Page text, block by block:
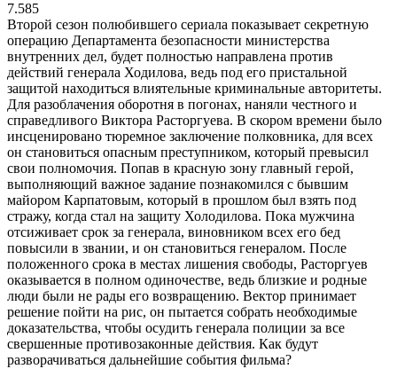
7.585
Второй сезон полюбившего сериала показывает секретную
операцию Департамента безопасности министерства
внутренних дел, будет полностью направлена против
действий генерала Ходилова, ведь под его пристальной
защитой находиться влиятельные криминальные авторитеты.
Для разоблачения оборотня в погонах, наняли честного и
справедливого Виктора Расторгуева. В скором времени было
инсценировано тюремное заключение полковника, для всех
он становиться опасным преступником, который превысил
свои полномочия. Попав в красную зону главный герой,
выполняющий важное задание познакомился с бывшим
майором Карпатовым, который в прошлом был взять под
стражу, когда стал на защиту Холодилова. Пока мужчина
отсиживает срок за генерала, виновником всех его бед
повысили в звании, и он становиться генералом. После
положенного срока в местах лишения свободы, Расторгуев
оказывается в полном одиночестве, ведь близкие и родные
люди были не рады его возвращению. Вектор принимает
решение пойти на рис, он пытается собрать необходимые
доказательства, чтобы осудить генерала полиции за все
свершенные противозаконные действия. Как будут
разворачиваться дальнейшие события фильма?